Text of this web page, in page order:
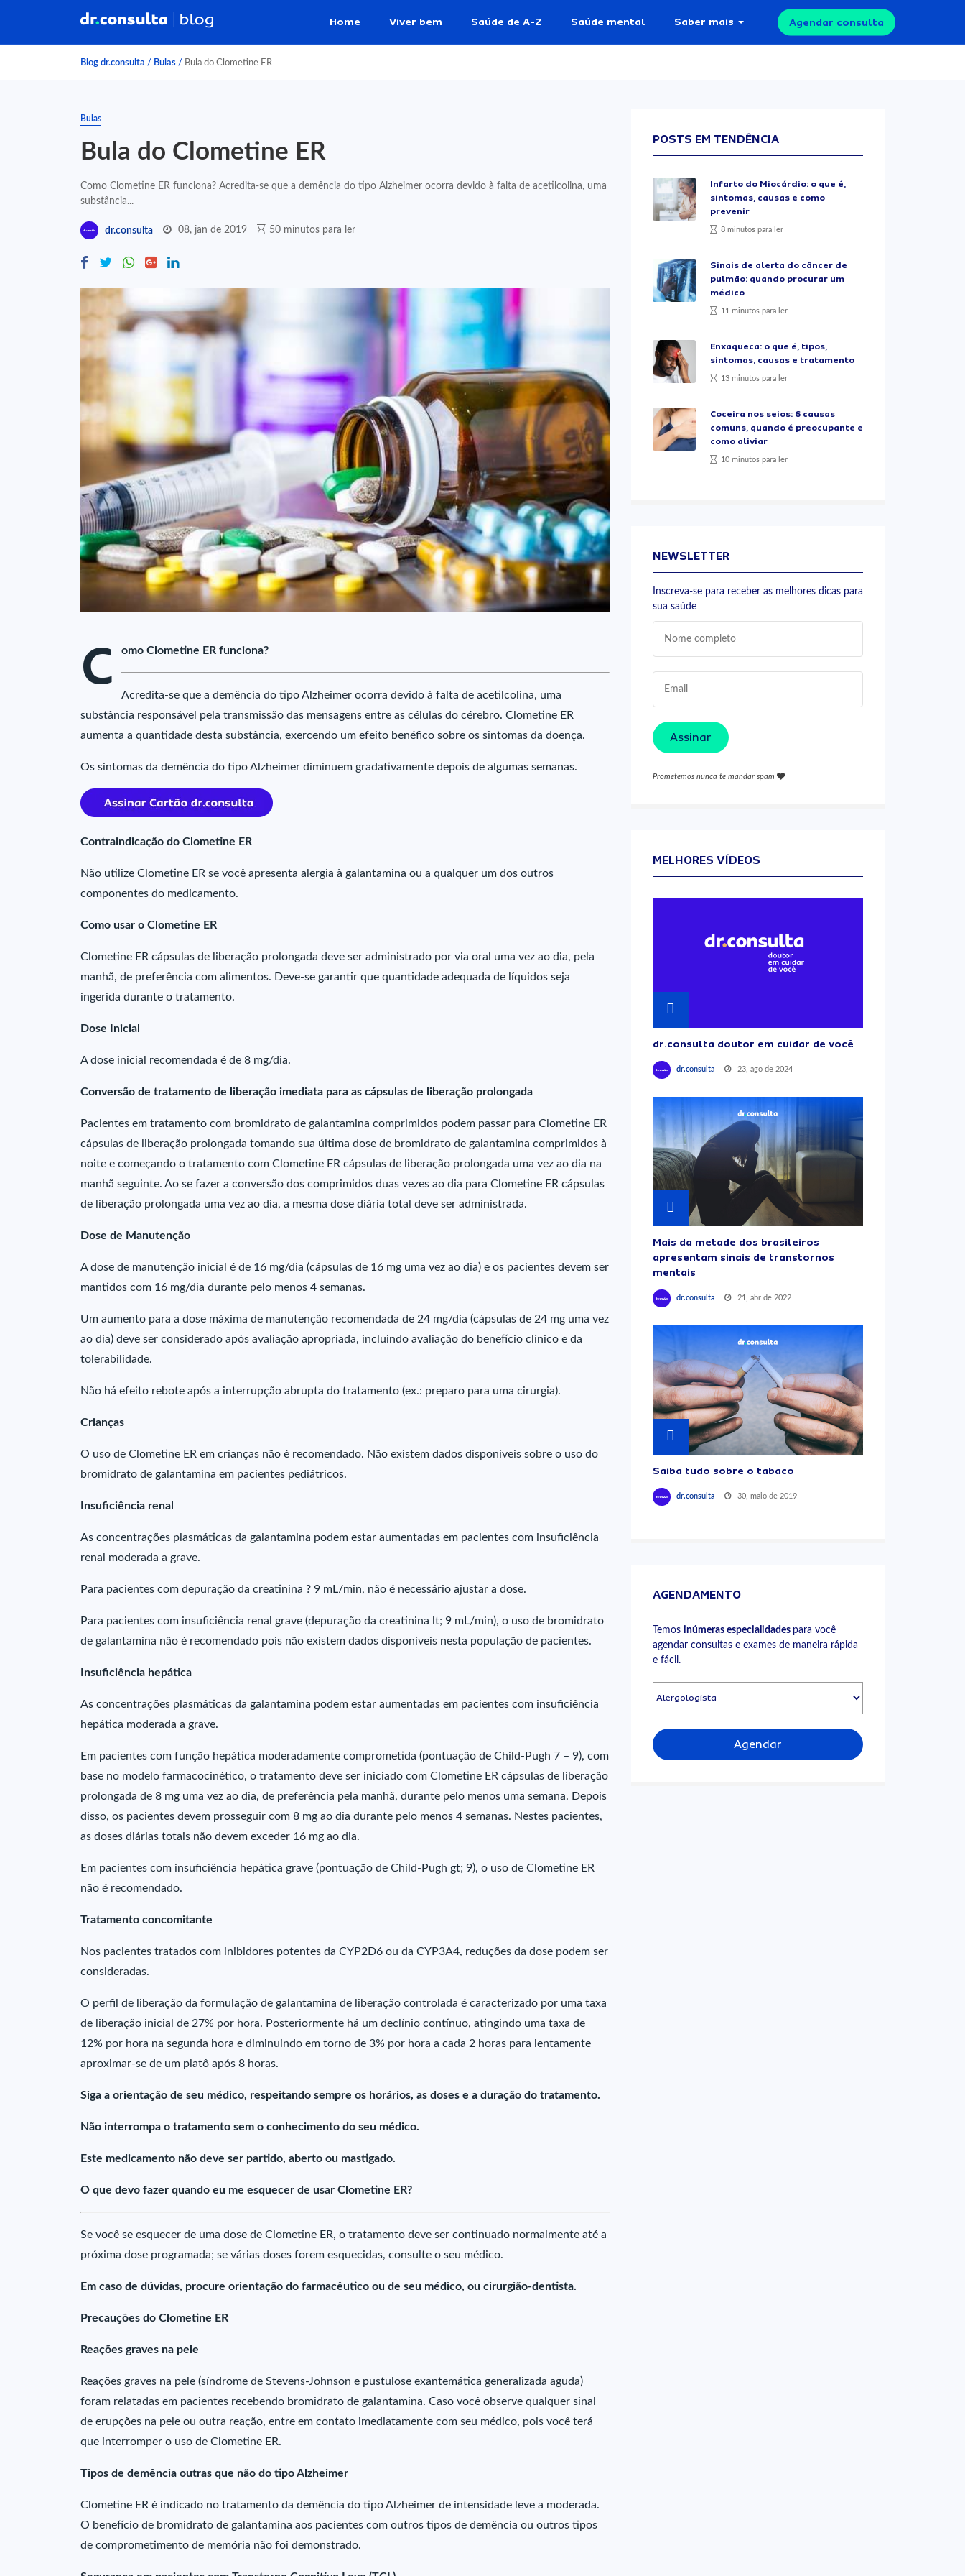
Home Viver bem Saúde de A-Z Saúde mental Saber mais Agendar consulta
Blog dr.consulta / Bulas / Bula do Clometine ER
Bulas
Bula do Clometine ER
Como Clometine ER funciona? Acredita-se que a demência do tipo Alzheimer ocorra devido à falta de acetilcolina, uma
substância...
dr.consulta 08, jan de 2019 50 minutos para ler
C omo Clometine ER funciona?
Acredita-se que a demência do tipo Alzheimer ocorra devido à falta de acetilcolina, uma
substância responsável pela transmissão das mensagens entre as células do cérebro. Clometine ER
aumenta a quantidade desta substância, exercendo um efeito benéfico sobre os sintomas da doença.
Os sintomas da demência do tipo Alzheimer diminuem gradativamente depois de algumas semanas.
Contraindicação do Clometine ER
Não utilize Clometine ER se você apresenta alergia à galantamina ou a qualquer um dos outros
componentes do medicamento.
Como usar o Clometine ER
Clometine ER cápsulas de liberação prolongada deve ser administrado por via oral uma vez ao dia, pela
manhã, de preferência com alimentos. Deve-se garantir que quantidade adequada de líquidos seja
ingerida durante o tratamento.
Dose Inicial
A dose inicial recomendada é de 8 mg/dia.
Conversão de tratamento de liberação imediata para as cápsulas de liberação prolongada
Pacientes em tratamento com bromidrato de galantamina comprimidos podem passar para Clometine ER
cápsulas de liberação prolongada tomando sua última dose de bromidrato de galantamina comprimidos à
noite e começando o tratamento com Clometine ER cápsulas de liberação prolongada uma vez ao dia na
manhã seguinte. Ao se fazer a conversão dos comprimidos duas vezes ao dia para Clometine ER cápsulas
de liberação prolongada uma vez ao dia, a mesma dose diária total deve ser administrada.
Dose de Manutenção
A dose de manutenção inicial é de 16 mg/dia (cápsulas de 16 mg uma vez ao dia) e os pacientes devem ser
mantidos com 16 mg/dia durante pelo menos 4 semanas.
Um aumento para a dose máxima de manutenção recomendada de 24 mg/dia (cápsulas de 24 mg uma vez
ao dia) deve ser considerado após avaliação apropriada, incluindo avaliação do benefício clínico e da
tolerabilidade.
Não há efeito rebote após a interrupção abrupta do tratamento (ex.: preparo para uma cirurgia).
Crianças
O uso de Clometine ER em crianças não é recomendado. Não existem dados disponíveis sobre o uso do
bromidrato de galantamina em pacientes pediátricos.
Insuficiência renal
As concentrações plasmáticas da galantamina podem estar aumentadas em pacientes com insuficiência
renal moderada a grave.
Para pacientes com depuração da creatinina ? 9 mL/min, não é necessário ajustar a dose.
Para pacientes com insuficiência renal grave (depuração da creatinina lt; 9 mL/min), o uso de bromidrato
de galantamina não é recomendado pois não existem dados disponíveis nesta população de pacientes.
Insuficiência hepática
As concentrações plasmáticas da galantamina podem estar aumentadas em pacientes com insuficiência
hepática moderada a grave.
Em pacientes com função hepática moderadamente comprometida (pontuação de Child-Pugh 7 – 9), com
base no modelo farmacocinético, o tratamento deve ser iniciado com Clometine ER cápsulas de liberação
prolongada de 8 mg uma vez ao dia, de preferência pela manhã, durante pelo menos uma semana. Depois
disso, os pacientes devem prosseguir com 8 mg ao dia durante pelo menos 4 semanas. Nestes pacientes,
as doses diárias totais não devem exceder 16 mg ao dia.
Em pacientes com insuficiência hepática grave (pontuação de Child-Pugh gt; 9), o uso de Clometine ER
não é recomendado.
Tratamento concomitante
Nos pacientes tratados com inibidores potentes da CYP2D6 ou da CYP3A4, reduções da dose podem ser
consideradas.
O perfil de liberação da formulação de galantamina de liberação controlada é caracterizado por uma taxa
de liberação inicial de 27% por hora. Posteriormente há um declínio contínuo, atingindo uma taxa de
12% por hora na segunda hora e diminuindo em torno de 3% por hora a cada 2 horas para lentamente
aproximar-se de um platô após 8 horas.
Siga a orientação de seu médico, respeitando sempre os horários, as doses e a duração do tratamento.
Não interrompa o tratamento sem o conhecimento do seu médico.
Este medicamento não deve ser partido, aberto ou mastigado.
O que devo fazer quando eu me esquecer de usar Clometine ER?
Se você se esquecer de uma dose de Clometine ER, o tratamento deve ser continuado normalmente até a
próxima dose programada; se várias doses forem esquecidas, consulte o seu médico.
Em caso de dúvidas, procure orientação do farmacêutico ou de seu médico, ou cirurgião-dentista.
Precauções do Clometine ER
Reações graves na pele
Reações graves na pele (síndrome de Stevens-Johnson e pustulose exantemática generalizada aguda)
foram relatadas em pacientes recebendo bromidrato de galantamina. Caso você observe qualquer sinal
de erupções na pele ou outra reação, entre em contato imediatamente com seu médico, pois você terá
que interromper o uso de Clometine ER.
Tipos de demência outras que não do tipo Alzheimer
Clometine ER é indicado no tratamento da demência do tipo Alzheimer de intensidade leve a moderada.
O benefício de bromidrato de galantamina aos pacientes com outros tipos de demência ou outros tipos
de comprometimento de memória não foi demonstrado.
POSTS EM TENDÊNCIA
Infarto do Miocárdio: o que é,
sintomas, causas e como
prevenir
8 minutos para ler
Sinais de alerta do câncer de
pulmão: quando procurar um
médico
11 minutos para ler
Enxaqueca: o que é, tipos,
sintomas, causas e tratamento
13 minutos para ler
Coceira nos seios: 6 causas
comuns, quando é preocupante e
como aliviar
10 minutos para ler
NEWSLETTER
Inscreva-se para receber as melhores dicas para
sua saúde
Assinar
Prometemos nunca te mandar spam
MELHORES VÍDEOS
dr.consulta doutor em cuidar de você
dr.consulta 23, ago de 2024
Mais da metade dos brasileiros
apresentam sinais de transtornos
mentais
dr.consulta 21, abr de 2022
Saiba tudo sobre o tabaco
dr.consulta 30, maio de 2019
AGENDAMENTO
Temos inúmeras especialidades para você
agendar consultas e exames de maneira rápida
e fácil.
Agendar